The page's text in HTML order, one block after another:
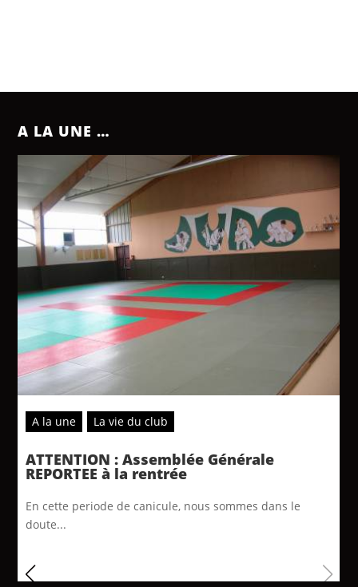
A LA UNE …
A la une La vie du club
ATTENTION : Assemblée Générale
REPORTEE à la rentrée
En cette periode de canicule, nous sommes dans le
doute...